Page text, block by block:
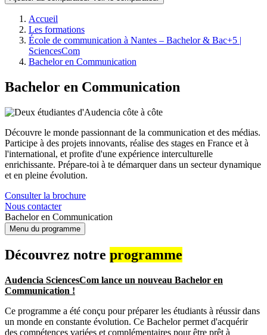
d'Ariane
Accueil
Les formations
École de communication à Nantes – Bachelor & Bac+5 |
SciencesCom
Bachelor en Communication
Bachelor en Communication
Découvre le monde passionnant de la communication et des médias.
Participe à des projets innovants, réalise des stages en France et à
l'international, et profite d'une expérience interculturelle
enrichissante. Prépare-toi à te démarquer dans un secteur dynamique
et en pleine évolution.
Consulter la brochure
Nous contacter
Bachelor en Communication
Menu du programme
Découvrez notre programme
Audencia SciencesCom lance un nouveau Bachelor en
Communication !
Ce programme a été conçu pour préparer les étudiants à réussir dans
un monde en constante évolution. Ce Bachelor permet d'acquérir
des compétences variées et complémentaires pour être prêt à